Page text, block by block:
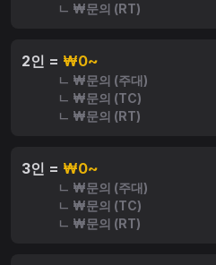
ㄴ ₩문의 (RT)
2인 = ₩0~
ㄴ ₩문의 (주대)
ㄴ ₩문의 (TC)
ㄴ ₩문의 (RT)
3인 = ₩0~
ㄴ ₩문의 (주대)
ㄴ ₩문의 (TC)
ㄴ ₩문의 (RT)